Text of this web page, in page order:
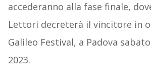
accederanno alla fase finale,
Lettori decreterà il vincitore in
Galileo Festival, a Padova
2023.